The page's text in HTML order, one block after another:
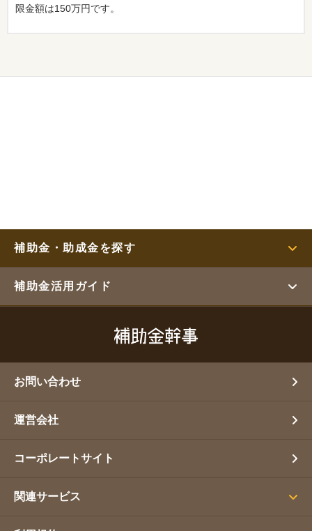
限金額は150万円です。
補助金・助成金を探す
補助金活用ガイド
お問い合わせ
運営会社
コーポレートサイト
関連サービス